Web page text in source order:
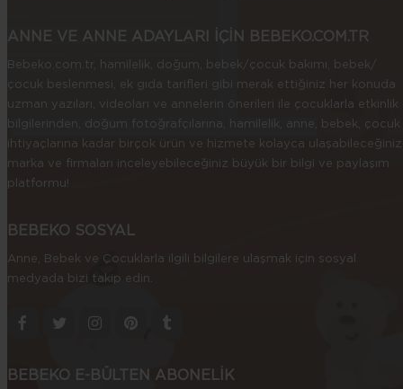
ANNE VE ANNE ADAYLARI İÇİN BEBEKO.COM.TR
Bebeko.com.tr, hamilelik, doğum, bebek/çocuk bakımı, bebek/
çocuk beslenmesi, ek gıda tarifleri gibi merak ettiğiniz her konuda
uzman yazıları, videoları ve annelerin önerileri ile çocuklarla etkinlik
bilgilerinden, doğum fotoğrafçılarına, hamilelik, anne, bebek, çocuk
ihtiyaçlarına kadar birçok ürün ve hizmete kolayca ulaşabileceğiniz
marka ve firmaları inceleyebileceğiniz büyük bir bilgi ve paylaşım
platformu!
BEBEKO SOSYAL
Anne, Bebek ve Çocuklarla ilgili bilgilere ulaşmak için sosyal
medyada bizi takip edin.
BEBEKO E-BÜLTEN ABONELİK